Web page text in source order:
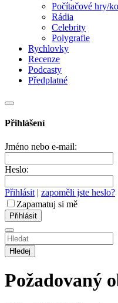
Počítačové hry/
Rádia
Celebrity
Polygrafie
Rychlovky
Recenze
Podcasty
Předplatné
Přihlášení
Jméno nebo e-mail:
Heslo:
Přihlásit | zapoměli jste heslo?
Zapamatuj si mě
Hledej
Požadovaný